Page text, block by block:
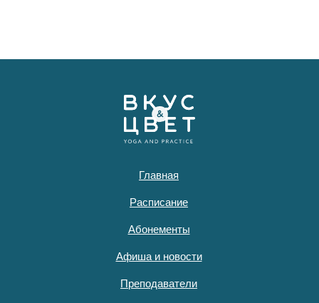
Главная
Расписание
Абонементы
Афиша и новости
Преподаватели